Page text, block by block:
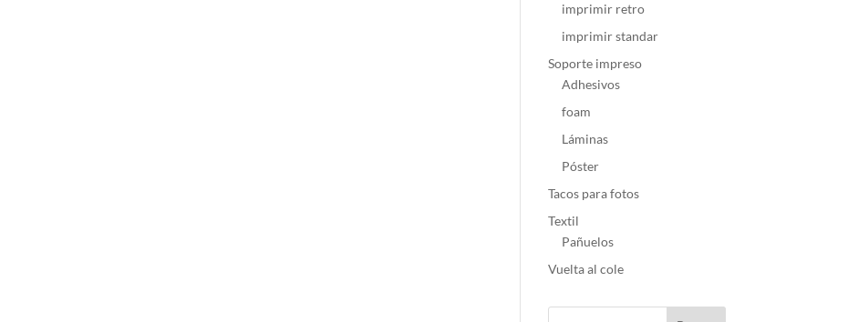
imprimir retro
imprimir standar
Soporte impreso
Adhesivos
foam
Láminas
Póster
Tacos para fotos
Textil
Pañuelos
Vuelta al cole